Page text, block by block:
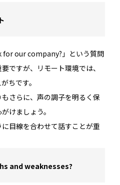
for our company?」という質問
ですが、リモート環境では、
ちです。
さらに、声の調子を明るく保
けましょう。
目線を合わせて話すことが重
and weaknesses?